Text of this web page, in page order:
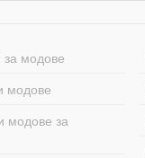
за модове
модове
модове за